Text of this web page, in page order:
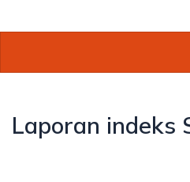
Laporan indeks